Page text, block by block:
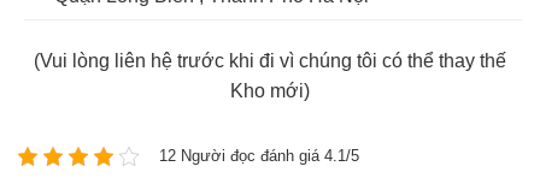
(Vui lòng liên hệ trước khi đi vì chúng tôi có thể thay thế
Kho mới)
12 Người đọc đánh giá 4.1/5